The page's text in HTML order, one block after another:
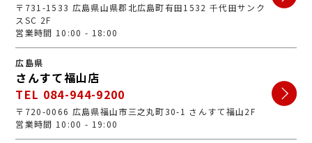
〒731-1533 広島県山県郡北広島町有田1532 千代田サンク
スSC 2F
営業時間 10:00 - 18:00
広島県
さんすて福山店
TEL 084-944-9200
〒720-0066 広島県福山市三之丸町30-1 さんすて福山2F
営業時間 10:00 - 19:00